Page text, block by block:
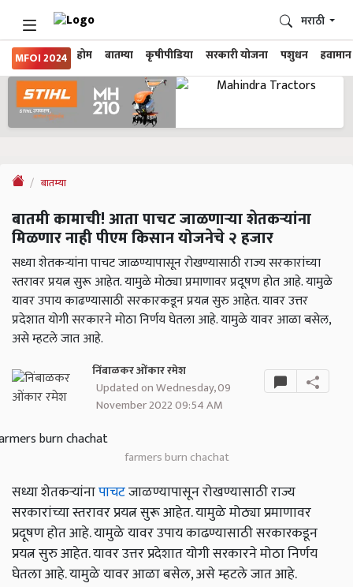
MFOI 2024 होम बातम्या कृषीपीडिया सरकारी योजना पशुधन हवामान
मराठी
बातम्या
बातमी कामाची! आता पाचट जाळणाऱ्या शेतकऱ्यांना
मिळणार नाही पीएम किसान योजनेचे २ हजार
सध्या शेतकऱ्यांना पाचट जाळण्यापासून रोखण्यासाठी राज्य सरकारांच्या
स्तरावर प्रयत्न सुरू आहेत. यामुळे मोठ्या प्रमाणावर प्रदूषण होत आहे. यामुळे
यावर उपाय काढण्यासाठी सरकारकडून प्रयत्न सुरु आहेत. यावर उत्तर
प्रदेशात योगी सरकारने मोठा निर्णय घेतला आहे. यामुळे यावर आळा बसेल,
असे म्हटले जात आहे.
निंबाळकर ओंकार रमेश
Updated on Wednesday, 09
November 2022 09:54 AM
farmers burn chachat
सध्या शेतकऱ्यांनापाचटजाळण्यापासून रोखण्यासाठी राज्य
सरकारांच्या स्तरावर प्रयत्न सुरू आहेत. यामुळे मोठ्या प्रमाणावर
प्रदूषण होत आहे. यामुळे यावर उपाय काढण्यासाठी सरकारकडून
प्रयत्न सुरु आहेत. यावर उत्तर प्रदेशात योगी सरकारने मोठा निर्णय
घेतला आहे. यामुळे यावर आळा बसेल, असे म्हटले जात आहे.